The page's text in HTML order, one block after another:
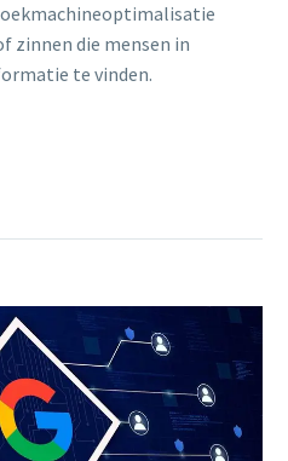
zinnen die mensen in
te vinden.